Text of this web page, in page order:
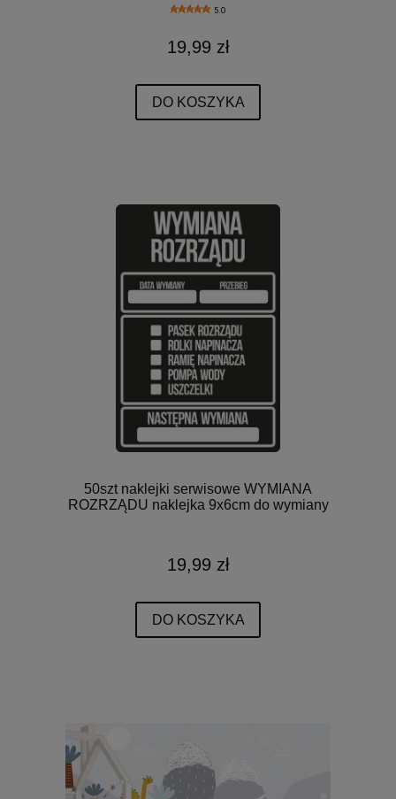
5.0
19,99 zł
DO KOSZYKA
50szt naklejki serwisowe WYMIANA
ROZRZĄDU naklejka 9x6cm do wymiany
19,99 zł
DO KOSZYKA